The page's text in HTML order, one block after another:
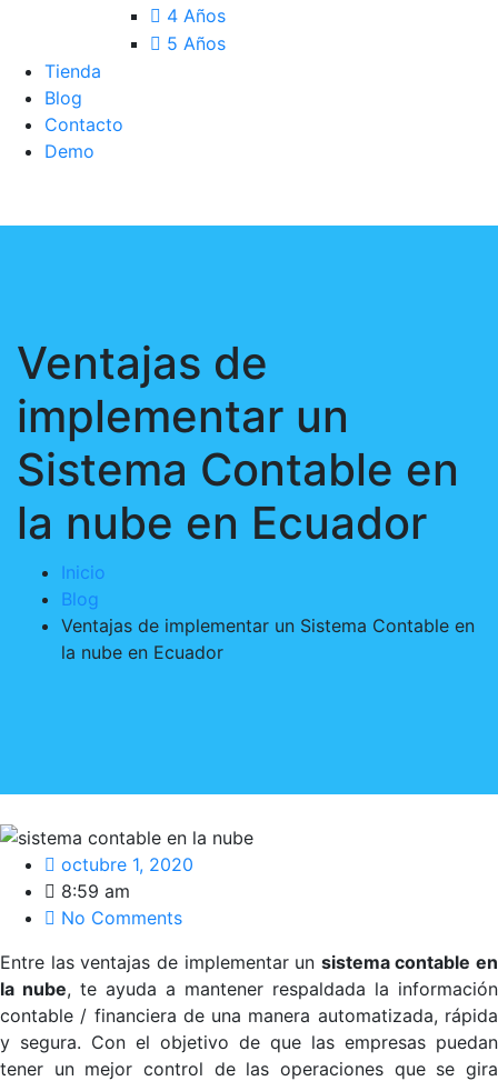
4 Años
5 Años
Tienda
Blog
Contacto
Demo
Ventajas de
implementar un
Sistema Contable en
la nube en Ecuador
Inicio
Blog
Ventajas de implementar un Sistema Contable en
la nube en Ecuador
octubre 1, 2020
8:59 am
No Comments
Entre las ventajas de implementar un sistema contable en
la nube, te ayuda a mantener respaldada la información
contable / financiera de una manera automatizada, rápida
y segura. Con el objetivo de que las empresas puedan
tener un mejor control de las operaciones que se gira